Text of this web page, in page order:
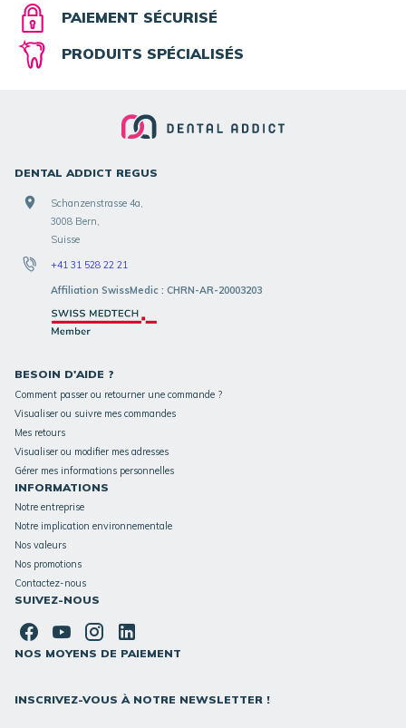
PAIEMENT SÉCURISÉ
PRODUITS SPÉCIALISÉS
DENTAL ADDICT REGUS
Schanzenstrasse 4a,
3008 Bern,
Suisse
+41 31 528 22 21
Affiliation SwissMedic : CHRN-AR-20003203
BESOIN D'AIDE ?
Comment passer ou retourner une commande ?
Visualiser ou suivre mes commandes
Mes retours
Visualiser ou modifier mes adresses
Gérer mes informations personnelles
INFORMATIONS
Notre entreprise
Notre implication environnementale
Nos valeurs
Nos promotions
Contactez-nous
SUIVEZ-NOUS
NOS MOYENS DE PAIEMENT
INSCRIVEZ-VOUS À NOTRE NEWSLETTER !